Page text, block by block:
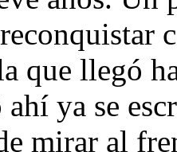
que llegó
ya se
mirar al